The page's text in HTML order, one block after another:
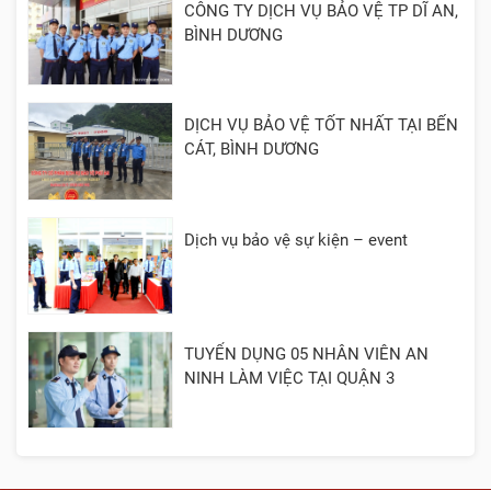
CÔNG TY DỊCH VỤ BẢO VỆ TP DĨ AN,
BÌNH DƯƠNG
DỊCH VỤ BẢO VỆ TỐT NHẤT TẠI BẾN
CÁT, BÌNH DƯƠNG
Dịch vụ bảo vệ sự kiện – event
TUYỂN DỤNG 05 NHÂN VIÊN AN
NINH LÀM VIỆC TẠI QUẬN 3